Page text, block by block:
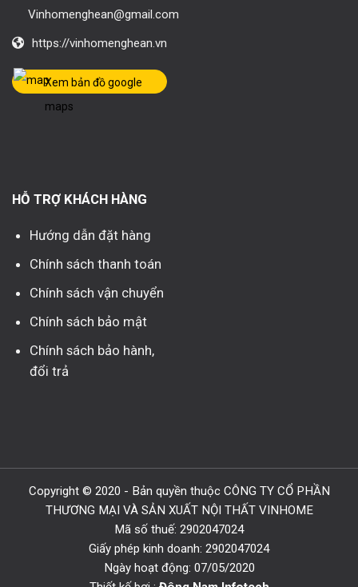
Vinhomenghean@gmail.com
https://vinhomenghean.vn
Xem bản đồ google
maps
HỖ TRỢ KHÁCH HÀNG
Hướng dẫn đặt hàng
Chính sách thanh toán
Chính sách vận chuyển
Chính sách bảo mật
Chính sách bảo hành,
đổi trả
Copyright © 2020 - Bản quyền thuộc CÔNG TY CỔ PHẦN
THƯƠNG MẠI VÀ SẢN XUẤT NỘI THẤT VINHOME
Mã số thuế: 2902047024
Giấy phép kinh doanh: 2902047024
Ngày hoạt động: 07/05/2020